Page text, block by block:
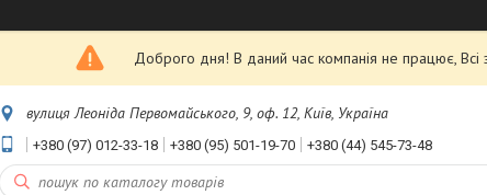
Доброго дня! В даний час компанія не працює,
вулиця Леоніда Первомайського, 9, оф. 12, Київ, Україна
+380 (97) 012-33-18 +380 (95) 501-19-70 +380 (44) 545-73-48